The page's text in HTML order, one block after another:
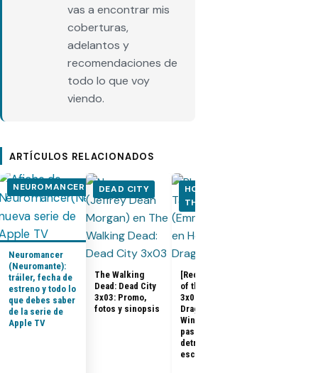
vas a encontrar mis
coberturas,
adelantos y
recomendaciones de
todo lo que voy
viendo.
ARTÍCULOS RELACIONADOS
NEUROMANCER
Neuromancer
(Neuromante):
tráiler, fecha de
estreno y todo lo
que debes saber
de la serie de
Apple TV
DEAD CITY
The Walking
Dead: Dead City
3x03: Promo,
fotos y sinopsis
HOUSE OF
THE DRAGON
[Recap] House
of the Dragon
3x07 «The
Dragon in
Winter»: qué
pasó, análisis y
detrás de
escena